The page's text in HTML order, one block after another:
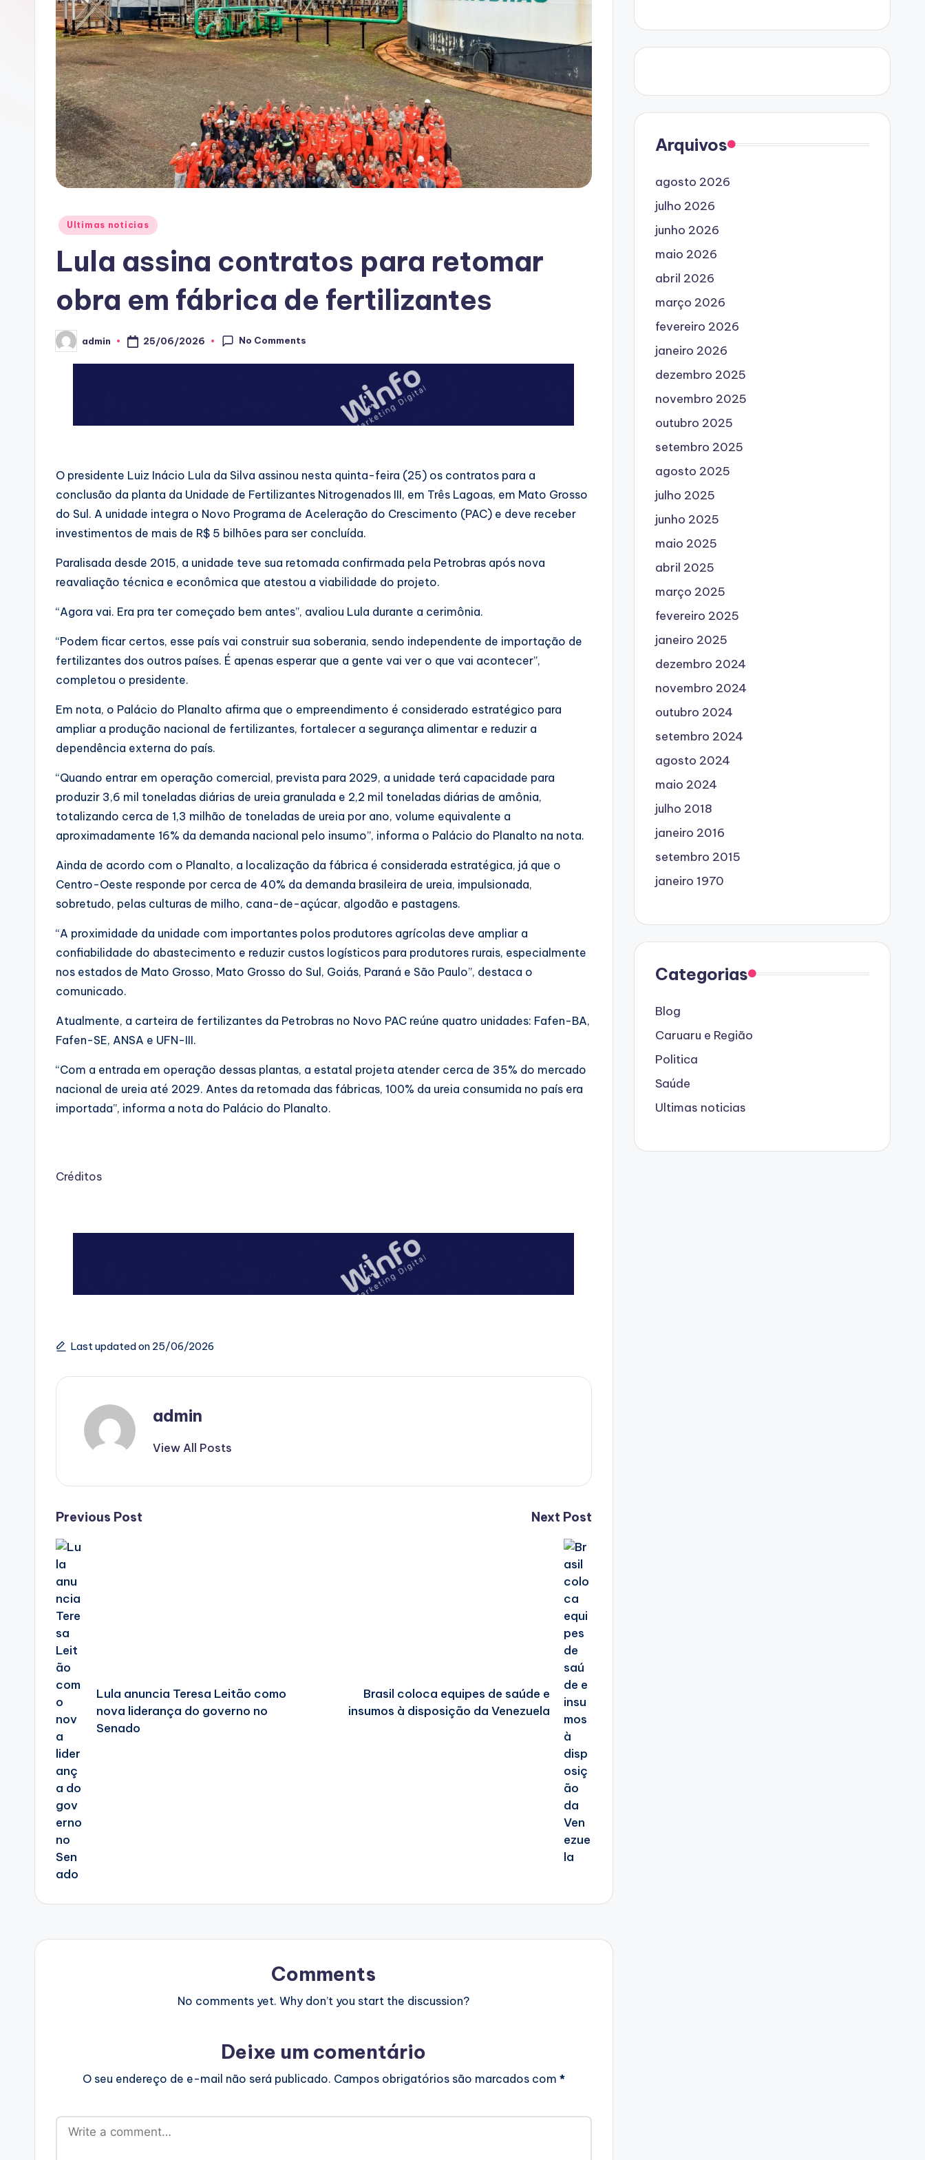
A
C
Posted
Ultimas noticias
Lula assina contratos para retomar
obra em fábrica de fertilizantes
Posted
by
admin 25/06/2026 No Comments
O presidente Luiz Inácio Lula da Silva assinou nesta quinta-feira (25) os contratos para a
conclusão da planta da Unidade de Fertilizantes Nitrogenados III, em Três Lagoas, em Mato Grosso
do Sul. A unidade integra o Novo Programa de Aceleração do Crescimento (PAC) e deve receber
investimentos de mais de R$ 5 bilhões para ser concluída.
Paralisada desde 2015, a unidade teve sua retomada confirmada pela Petrobras após nova
reavaliação técnica e econômica que atestou a viabilidade do projeto.
“Agora vai. Era pra ter começado bem antes”, avaliou Lula durante a cerimônia.
“Podem ficar certos, esse país vai construir sua soberania, sendo independente de importação de
fertilizantes dos outros países. É apenas esperar que a gente vai ver o que vai acontecer”,
completou o presidente.
Em nota, o Palácio do Planalto afirma que o empreendimento é considerado estratégico para
ampliar a produção nacional de fertilizantes, fortalecer a segurança alimentar e reduzir a
dependência externa do país.
“Quando entrar em operação comercial, prevista para 2029, a unidade terá capacidade para
produzir 3,6 mil toneladas diárias de ureia granulada e 2,2 mil toneladas diárias de amônia,
totalizando cerca de 1,3 milhão de toneladas de ureia por ano, volume equivalente a
aproximadamente 16% da demanda nacional pelo insumo”, informa o Palácio do Planalto na nota.
Ainda de acordo com o Planalto, a localização da fábrica é considerada estratégica, já que o
Centro-Oeste responde por cerca de 40% da demanda brasileira de ureia, impulsionada,
sobretudo, pelas culturas de milho, cana-de-açúcar, algodão e pastagens.
“A proximidade da unidade com importantes polos produtores agrícolas deve ampliar a
confiabilidade do abastecimento e reduzir custos logísticos para produtores rurais, especialmente
nos estados de Mato Grosso, Mato Grosso do Sul, Goiás, Paraná e São Paulo”, destaca o
comunicado.
Atualmente, a carteira de fertilizantes da Petrobras no Novo PAC reúne quatro unidades: Fafen-BA,
Fafen-SE, ANSA e UFN-III.
“Com a entrada em operação dessas plantas, a estatal projeta atender cerca de 35% do mercado
nacional de ureia até 2029. Antes da retomada das fábricas, 100% da ureia consumida no país era
importada”, informa a nota do Palácio do Planalto.
Créditos
Last updated on 25/06/2026
admin
View All Posts
Post
navigation
Previous Post
Lula anuncia Teresa Leitão como
nova liderança do governo no
Senado
Next Post
Brasil coloca equipes de saúde e
insumos à disposição da Venezuela
Comments
No comments yet. Why don’t you start the discussion?
Deixe um comentário
O seu endereço de e-mail não será publicado. Campos obrigatórios são marcados com *
Arquivos
agosto 2026
julho 2026
junho 2026
maio 2026
abril 2026
março 2026
fevereiro 2026
janeiro 2026
dezembro 2025
novembro 2025
outubro 2025
setembro 2025
agosto 2025
julho 2025
junho 2025
maio 2025
abril 2025
março 2025
fevereiro 2025
janeiro 2025
dezembro 2024
novembro 2024
outubro 2024
setembro 2024
agosto 2024
maio 2024
julho 2018
janeiro 2016
setembro 2015
janeiro 1970
Categorias
Blog
Caruaru e Região
Politica
Saúde
Ultimas noticias